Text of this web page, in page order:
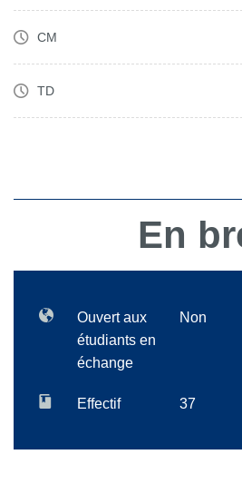
CM
TD
En
Ouvert aux
étudiants en
échange
Non
Effectif 37